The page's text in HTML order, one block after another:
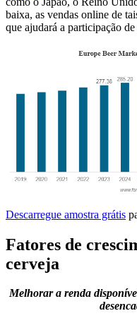
baixa, as vendas online de
que ajudará a participação
Descarregue amostra grátis
Fatores de
cerveja
Melhorar a renda